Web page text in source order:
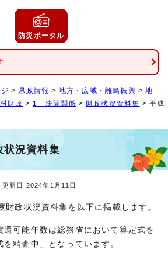
防災ポータル
> 県政情報 > 地方・広域・離島振興 >地
財政 > 1 決算関係 > 財政状況資料集 > 平成
状況資料集
新日 2024年1月11日
財政状況資料集を以下に掲載します。
可能年数は総務省において算定式を
精査中」となっています。